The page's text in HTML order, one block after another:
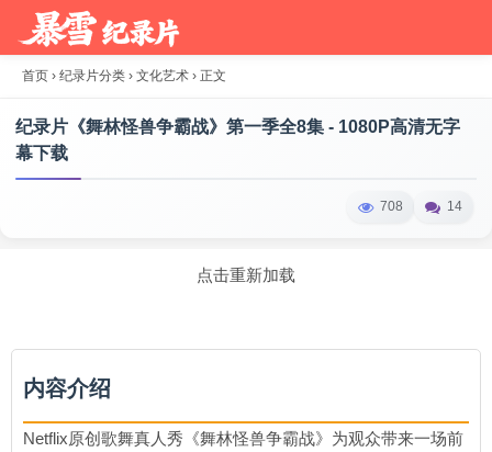
首页 › 纪录片分类 › 文化艺术 › 正文
纪录片《舞林怪兽争霸战》第一季全8集 - 1080P高清无字
幕下载
708 14
点击重新加载
内容介绍
Netflix原创歌舞真人秀《舞林怪兽争霸战》为观众带来一场前